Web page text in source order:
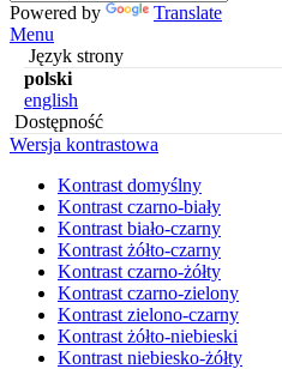
Powered by
Translate
Menu
Język strony
polski
english
Dostępność
Wersja kontrastowa
Kontrast domyślny
Kontrast czarno-biały
Kontrast biało-czarny
Kontrast żółto-czarny
Kontrast czarno-żółty
Kontrast czarno-zielony
Kontrast zielono-czarny
Kontrast żółto-niebieski
Kontrast niebiesko-żółty